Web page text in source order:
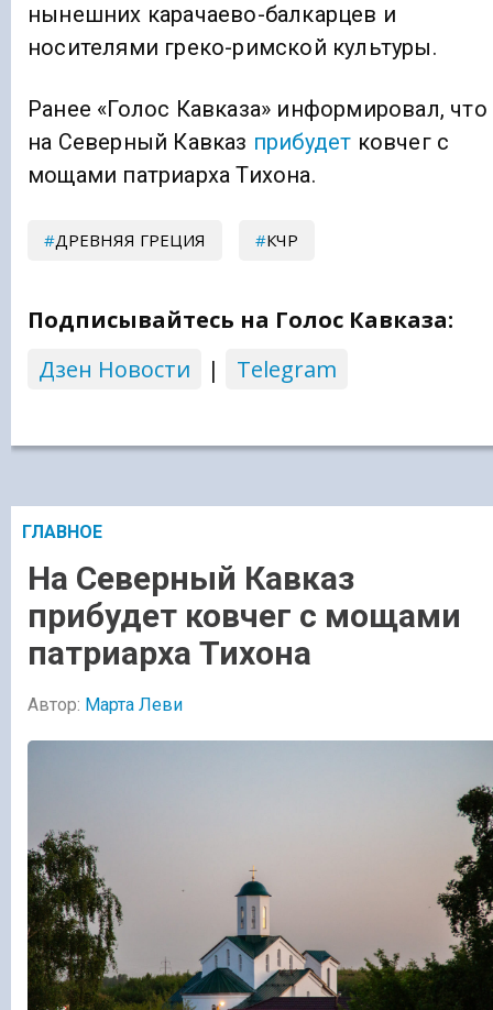
нынешних карачаево-балкарцев и
носителями греко-римской культуры.
Ранее «Голос Кавказа» информировал, что
на Северный Кавказ прибудет ковчег с
мощами патриарха Тихона.
ДРЕВНЯЯ ГРЕЦИЯ КЧР
Подписывайтесь на Голос Кавказа:
Дзен Новости
| Telegram
ГЛАВНОЕ
На Северный Кавказ
прибудет ковчег с мощами
патриарха Тихона
Автор: Марта Леви